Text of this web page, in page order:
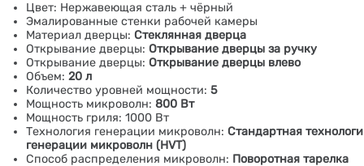
Цвет: Нержавеющая сталь + чёрный
Эмалированные стенки рабочей камеры
Материал дверцы:Стеклянная дверца
Открывание дверцы:Открывание дверцы за ручку
Открывание дверцы:Открывание дверцы влево
Объем:20 л
Количество уровней мощности:5
Мощность микроволн:800 Вт
Мощность гриля: 1000 Вт
Технология генерации микроволн:Стандартная
генерации микроволн (HVT)
Способ распределения микроволн: Поворотная тарелка